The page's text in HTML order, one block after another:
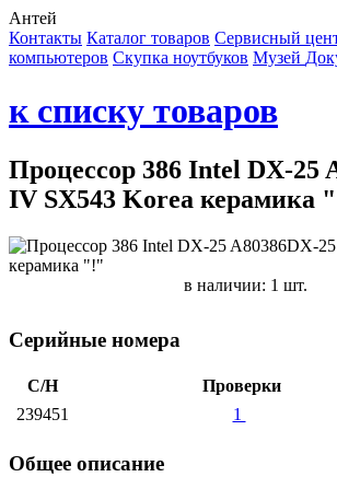
Антей
Контакты Каталог товаров Сервисный
компьютеров Cкупка ноутбуков Музей
к списку товаров
Процессор 386 Intel DX-25
IV SX543 Korea керамика
в наличии: 1 шт.
Серийные номера
С/Н Проверки
239451
1
Общее описание